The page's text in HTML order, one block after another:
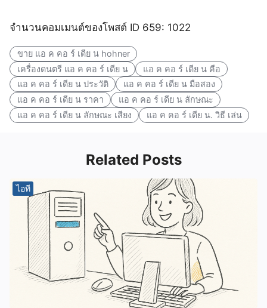
จำนวนคอมเมนต์ของโพสต์ ID 659: 1022
ขาย แอ ค คอ ร์ เดีย น hohner
เครื่องดนตรี แอ ค คอ ร์ เดีย น
แอ ค คอ ร์ เดีย น คือ
แอ ค คอ ร์ เดีย น ประวัติ
แอ ค คอ ร์ เดีย น มือสอง
แอ ค คอ ร์ เดีย น ราคา
แอ ค คอ ร์ เดีย น ลักษณะ
แอ ค คอ ร์ เดีย น ลักษณะ เสียง
แอ ค คอ ร์ เดีย น. วิธี เล่น
Related Posts
ไอที